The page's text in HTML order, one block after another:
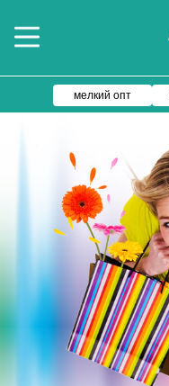
мелкий опт